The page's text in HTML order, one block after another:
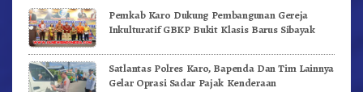
Pemkab Karo Dukung Pembangunan Gereja
Inkulturatif GBKP Bukit Klasis Barus Sibayak
Satlantas Polres Karo, Bapenda Dan Tim Lainnya
Gelar Oprasi Sadar Pajak Kenderaan